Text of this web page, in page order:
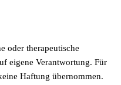
oder therapeutische
eigene Verantwortung. Für
Haftung übernommen.